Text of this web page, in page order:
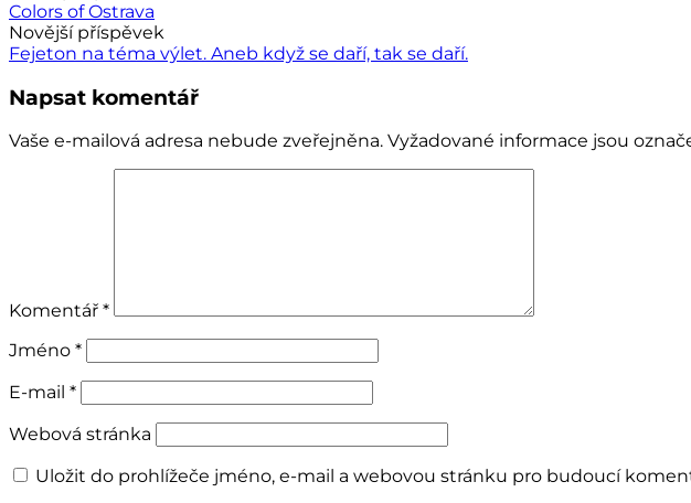
příspěvku
Colors of Ostrava
Novější příspěvek
Fejeton na téma výlet. Aneb když se daří, tak se daří.
Napsat komentář
Vaše e-mailová adresa nebude zveřejněna. Vyžadované informace jsou
Komentář *
Jméno *
E-mail *
Webová stránka
Uložit do prohlížeče jméno, e-mail a webovou stránku pro budoucí